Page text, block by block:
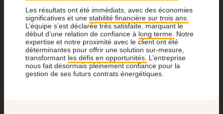
Les résultats ont été immédiats, avec des économies
significatives et unestabilité financière sur trois ans.
L’équipe s’est déclarée très satisfaite, marquant le
début d’une relation de confiance à long terme. Notre
expertise et notre proximité avec le client ont été
déterminantes pour offrir une solution sur-mesure,
transformant les défis en opportunités. L’entreprise
nous fait désormais pleinement confiance pour la
gestion de ses futurs contrats énergétiques.